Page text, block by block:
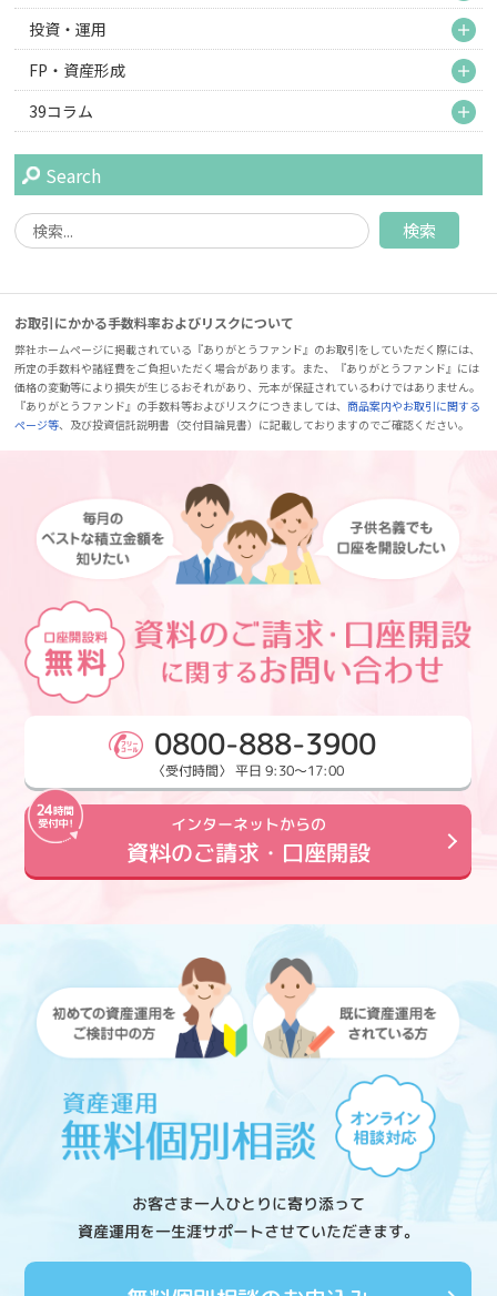
投資・運用
FP・資産形成
39コラム
Search
お取引にかかる手数料率およびリスクについて
弊社ホームページに掲載されている『ありがとうファンド』のお取引をしていただく際には、
所定の手数料や諸経費をご負担いただく場合があります。また、『ありがとうファンド』には
価格の変動等により損失が生じるおそれがあり、元本が保証されているわけではありません。
『ありがとうファンド』の手数料等およびリスクにつきましては、商品案内やお取引に関する
ページ等、及び投資信託説明書（交付目論見書）に記載しておりますのでご確認ください。
0800-888-3900
〈受付時間〉 平日 9:30～17:00
インターネットからの
資料のご請求・口座開設
お客さま一人ひとりに寄り添って
資産運用を一生涯サポートさせていただきます。